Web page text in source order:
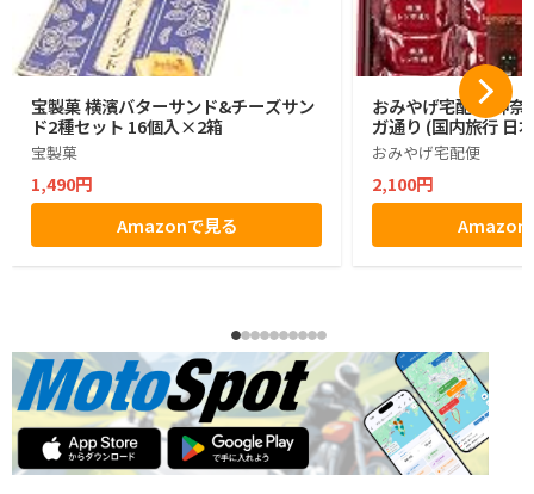
宝製菓 横濱バターサンド&チーズサン
ド2種セット 16個入×2箱
宝製菓
1,490円
Amazonで見る
おみやげ宅配便 神奈
ガ通り (国内旅行 日
おみやげ宅配便
2,100円
Amazon